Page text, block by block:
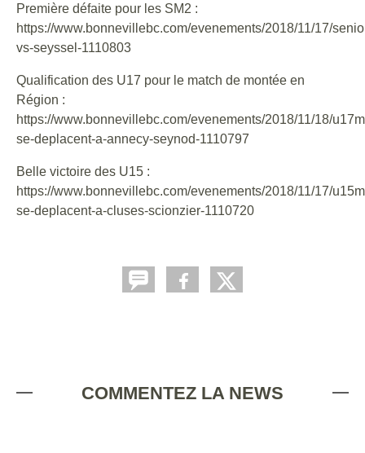
Première défaite pour les SM2 :
https://www.bonnevillebc.com/evenements/2018/11/17/
vs-seyssel-1110803
Qualification des U17 pour le match de montée en
Région :
https://www.bonnevillebc.com/evenements/2018/11/18/
se-deplacent-a-annecy-seynod-1110797
Belle victoire des U15 :
https://www.bonnevillebc.com/evenements/2018/11/17/
se-deplacent-a-cluses-scionzier-1110720
COMMENTEZ LA NEWS